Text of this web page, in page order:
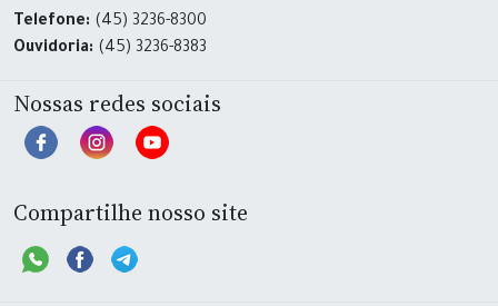
Telefone: (45) 3236-8300
Ouvidoria: (45) 3236-8383
Nossas redes sociais
Compartilhe nosso site